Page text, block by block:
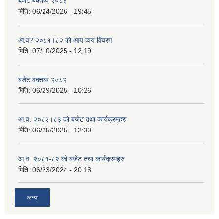
मिति: 06/24/2026 - 19:45
आ.व? २०८१।८२ को आय व्यय विवरण
मिति: 07/10/2025 - 12:19
बजेट वक्तव्य २०८२
मिति: 06/29/2025 - 10:26
आ.व. २०८२।८३ को बजेट तथा कार्यक्रमहरु
मिति: 06/25/2025 - 12:30
आ.व. २०८१-८२ को बजेट तथा कार्यक्रमहरु
मिति: 06/23/2024 - 20:18
अन्य